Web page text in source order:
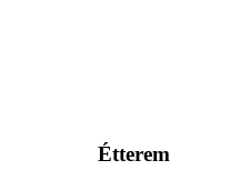
Étterem